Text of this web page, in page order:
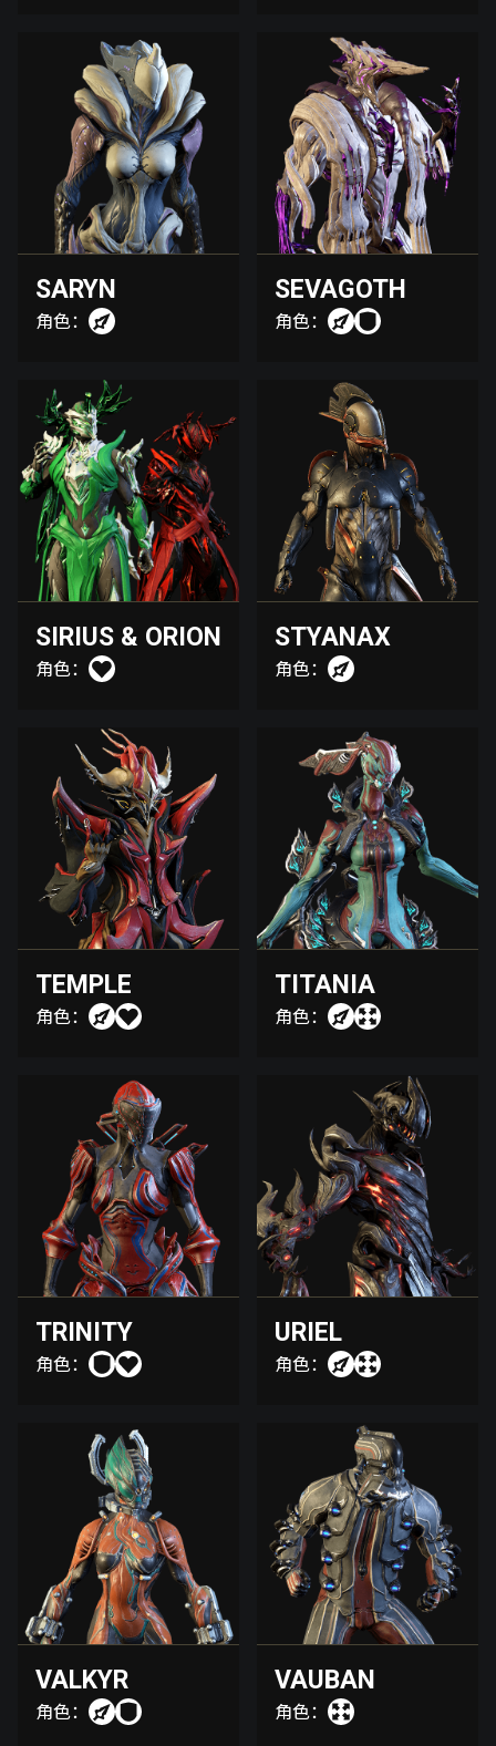
SARYN
角色：
SEVAGOTH
角色：
SIRIUS & ORION
角色：
STYANAX
角色：
TEMPLE
角色：
TITANIA
角色：
TRINITY
角色：
URIEL
角色：
VALKYR
角色：
VAUBAN
角色：